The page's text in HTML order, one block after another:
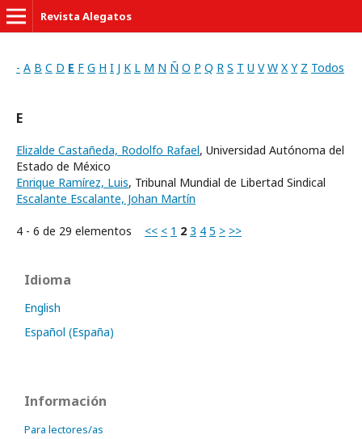
Revista Alegatos
- A B C D E F G H I J K L M N Ñ O P Q R S T U V W X Y Z Todos
E
Elizalde Castañeda, Rodolfo Rafael, Universidad Autónoma del
Estado de México
Enrique Ramírez, Luis, Tribunal Mundial de Libertad Sindical
Escalante Escalante, Johan Martín
4 - 6 de 29 elementos << < 1 2 3 4 5 > >>
Idioma
English
Español (España)
Información
Para lectores/as